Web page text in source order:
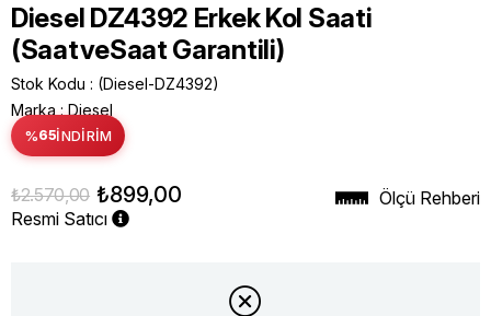
Diesel DZ4392 Erkek Kol Saati
(SaatveSaat Garantili)
Stok Kodu
(Diesel-DZ4392)
Marka : Diesel
%65İNDIRIM
₺2.570,00 ₺899,00
Resmi Satıcı
Ölçü Rehberi